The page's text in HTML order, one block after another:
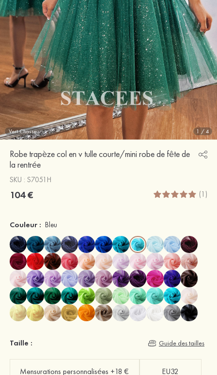
Vert Chasseur 1 /4
Robe trapèze col en v tulle courte/mini robe de fête de
la rentrée
SKU : S7051H
104 € (1)
Couleur : Bleu
Taille : Guide des tailles
Mensurations personnalisées +18 € EU32